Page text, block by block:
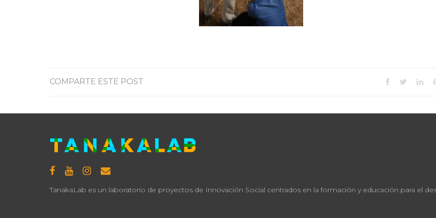
COMPARTE ESTE POST
TanakaLab es un laboratorio de proyectos de Innovación Social centrados en la formación y educación para el